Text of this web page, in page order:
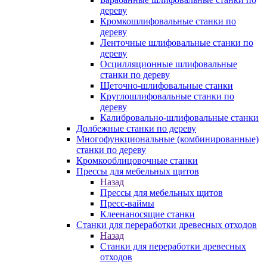
дереву
Кромкошлифовальные станки по
дереву
Ленточные шлифовальные станки по
дереву
Осцилляционные шлифовальные
станки по дереву
Щеточно-шлифовальные станки
Круглошлифовальные станки по
дереву
Калибровально-шлифовальные станки
Долбежные станки по дереву
Многофункциональные (комбинированные)
станки по дереву
Кромкооблицовочные станки
Прессы для мебельных щитов
Назад
Прессы для мебельных щитов
Пресс-ваймы
Клеенаносящие станки
Станки для переработки древесных отходов
Назад
Станки для переработки древесных
отходов